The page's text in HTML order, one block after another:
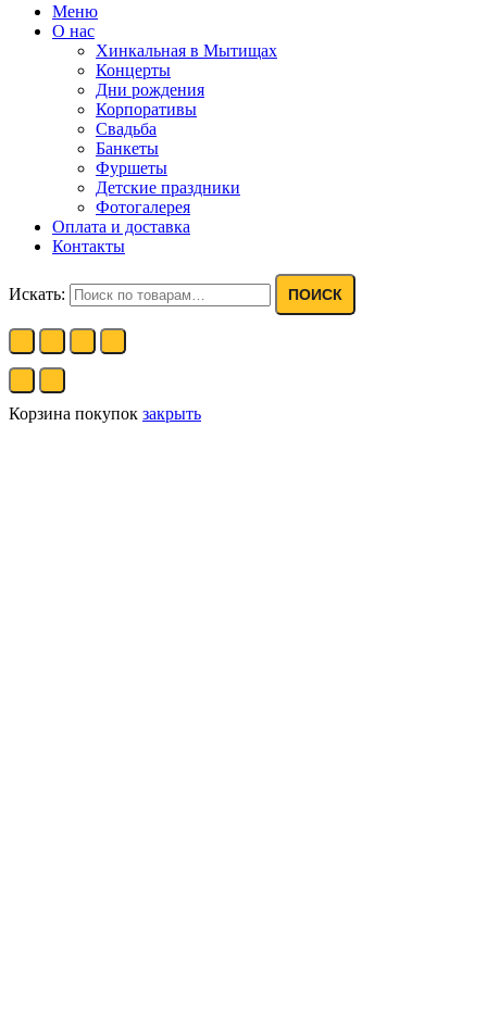
Меню
О нас
Хинкальная в Мытищах
Концерты
Дни рождения
Корпоративы
Свадьба
Банкеты
Фуршеты
Детские праздники
Фотогалерея
Оплата и доставка
Контакты
Искать: ПОИСК
Корзина покупок закрыть